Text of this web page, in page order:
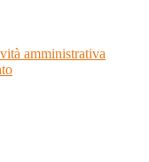
amministrativa